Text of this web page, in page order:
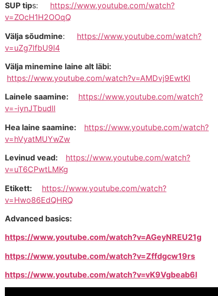
SUP tips: https://www.youtube.com/watch?
v=ZOcH1H2OOqQ
Välja sõudmine: https://www.youtube.com/watch?
v=uZg7lfbU9I4
Välja minemine laine alt läbi:
https://www.youtube.com/watch?v=AMDvj9EwtKI
Lainele saamine: https://www.youtube.com/watch?
v=-iynJTbudlI
Hea laine saamine: https://www.youtube.com/watch?
v=hVyatMUYwZw
Levinud vead: https://www.youtube.com/watch?
v=uT6CPwtLMKg
Etikett:
https://www.youtube.com/watch?
v=Hwo86EdQHRQ
Advanced basics:
https://www.youtube.com/watch?v=AGeyNREU21g
https://www.youtube.com/watch?v=Zffdgcw19rs
https://www.youtube.com/watch?v=vK9Vgbeab6I